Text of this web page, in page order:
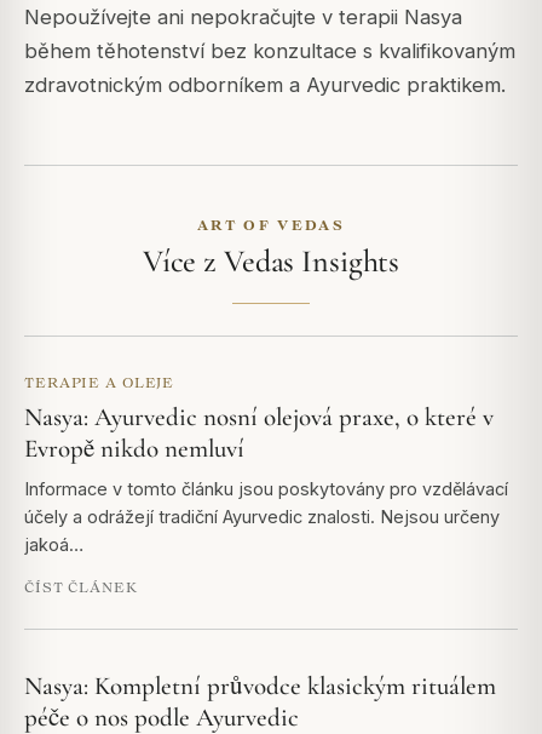
Nepoužívejte ani nepokračujte v terapii Nasya
během těhotenství bez konzultace s kvalifikovaným
zdravotnickým odborníkem a Ayurvedic praktikem.
ART OF VEDAS
Více z Vedas Insights
TERAPIE A OLEJE
Nasya: Ayurvedic nosní olejová praxe, o které v
Evropě nikdo nemluví
Informace v tomto článku jsou poskytovány pro vzdělávací
účely a odrážejí tradiční Ayurvedic znalosti. Nejsou určeny
jakoá…
ČÍST ČLÁNEK
Nasya: Kompletní průvodce klasickým rituálem
péče o nos podle Ayurvedic